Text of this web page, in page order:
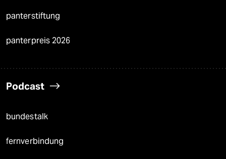
panterstiftung
panterpreis 2026
Podcast
bundestalk
fernverbindung